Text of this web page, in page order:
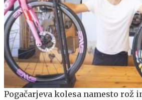
Pogačarjeva kolesa namesto rož